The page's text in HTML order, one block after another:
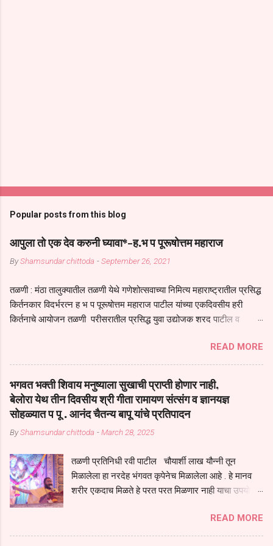
Popular posts from this blog
आपुला तो एक देव करुनी घ्यावा*-ह.भ प पूरूषोत्तम महाराज
ByShamsundar chittoda -September 26, 2021
तळणी : मंठा तालुक्यातील तळणी येथे गणेशोत्सवाच्या निमित्य महाराष्ट्रातील प्रसिद्ध
किर्तनकार विदर्भरत्न ह भ प पूरूषोत्तम महाराज पाटील यांच्या एकदिवसीय हरी
किर्तनाचे आयोजन तळणी परीसरातील प्रसिद्ध युवा उद्योजक शरद पाटील व
तुकाराम महाराज यांच्या *आपुला तो एक देव करुनी घ्यावा* *तेणे विन जिवा सुख
नोहे* *येरती माईक दुःखाची जनीती* *नाही आदी अंती अवसान* या अभंगावर
सुंदर निरूपण केले सध्य स्थितीचा काळ हा मानव जातीच्या परीक्षेचा काळ आहे
धर्ममंडपात बसलेली लोक ही खरच भाग्यवान आहेत कोरोना सारख्या महामारीत आपंण
जिवंत आहोत या महामारीतून जर आपल्याला वाचायचे असेल तर धार्मीक विचाराचा
आधार आपल्याला घ्यावाच लागेल महामारीच्या काळात वारकरी सप्रदायच खूप मोठा
आधार आहे सध्य स्थितीत मानव जातीची मानसीक अवस्था सक्षम असणे गरजेचे आहे
सगळ्याना करून दीली आहे मनुष्याच्या आयुष्यातील नामसाधना ही त्याच्यासाठी खूप
मोठा आधार असते परतू आज काल तीच साधना करण्याचा आळस आ...
READ MORE
भगवत भक्ती शिवाय मनुष्याला सुखाची प्राप्ती होणार नाही,
बेलोरा येथ तीन दिवसीय श्री गीता रामायण संत्संग व ज्ञानयज्ञ
सोहळ्यात प पू . आनंद चैतन्य बापू यांचे प्रतिपादन
ByShamsundar chittoda -March 28, 2025
तळणी प्रतिनिधी रवी पाटील चौयार्शी लाख यौन्नी तून
मिळालेला हा नरदेह भंगवत कृपेनेच मिळालेला आहे . हे मानव
शरीर एकदाच मिळते हे परत परत मिळणार नाही याचा उपयोग
संचय सारखे असतील तेव्हाच मनुष्य जन्म मिळतो . . परतू
पुण्याचा संचय जर जास्त असेल तर तुम्हाला स्वर्गातील देवत्व
READ MORE